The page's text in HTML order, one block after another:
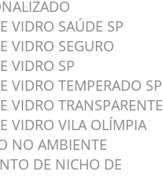
VIDRO SAÚDE SP
VIDRO SEGURO
VIDRO SP
VIDRO TEMPERADO SP
VIDRO TRANSPARENTE
VIDRO VILA OLÍMPIA
NO AMBIENTE
DE NICHO DE